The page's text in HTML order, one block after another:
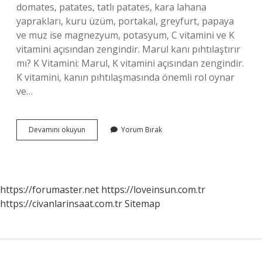
domates, patates, tatlı patates, kara lahana
yaprakları, kuru üzüm, portakal, greyfurt, papaya
ve muz ise magnezyum, potasyum, C vitamini ve K
vitamini açısından zengindir. Marul kanı pıhtılaştırır
mı? K Vitamini: Marul, K vitamini açısından zengindir.
K vitamini, kanın pıhtılaşmasında önemli rol oynar
ve…
Devamını okuyun
Kemik
Yorum Bırak
https://forumaster.net https://loveinsun.com.tr
https://civanlarinsaat.com.trSitemap